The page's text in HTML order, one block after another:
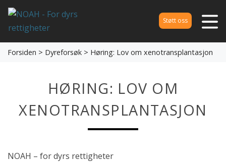
Støtt oss
Forsiden > Dyreforsøk > Høring: Lov om xenotransplantasjon
HØRING: LOV OM
XENOTRANSPLANTASJON
NOAH – for dyrs rettigheter